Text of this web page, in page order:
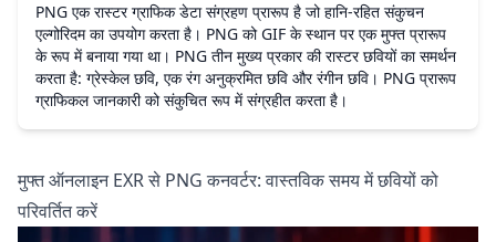
PNG एक रास्टर ग्राफिक डेटा संग्रहण प्रारूप है जो हानि-रहित संकुचन
एल्गोरिदम का उपयोग करता है। PNG को GIF के स्थान पर एक मुफ्त प्रारूप
के रूप में बनाया गया था। PNG तीन मुख्य प्रकार की रास्टर छवियों का समर्थन
करता है: ग्रेस्केल छवि, एक रंग अनुक्रमित छवि और रंगीन छवि। PNG प्रारूप
ग्राफिकल जानकारी को संकुचित रूप में संग्रहीत करता है।
मुफ्त ऑनलाइन EXR से PNG कनवर्टर: वास्तविक समय में छवियों को
परिवर्तित करें